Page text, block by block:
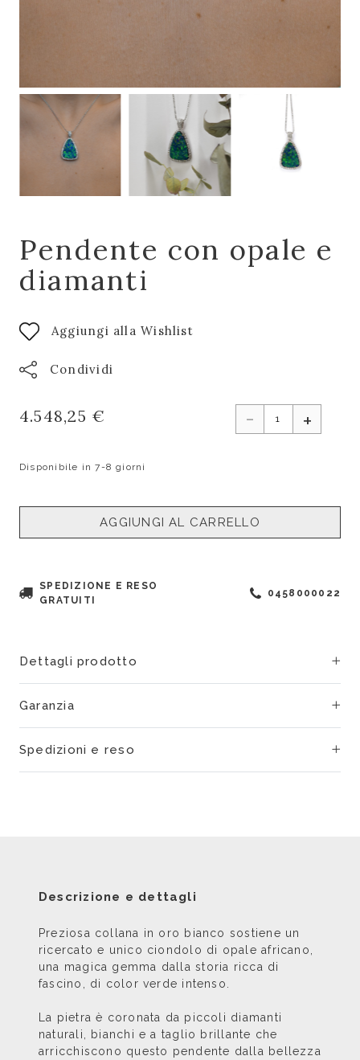
Pendente con opale e
diamanti
Aggiungi alla Wishlist
Condividi
4.548,25 € - +
Disponibile in 7-8 giorni
AGGIUNGI AL CARRELLO
SPEDIZIONE E RESO
GRATUITI
0458000022
Dettagli prodotto
Garanzia
Spedizioni e reso
Descrizione e dettagli
Preziosa collana in oro bianco sostiene un
ricercato e unico ciondolo di opale africano,
una magica gemma dalla storia ricca di
fascino, di color verde intenso.
La pietra è coronata da piccoli diamanti
naturali, bianchi e a taglio brillante che
arricchiscono questo pendente dalla bellezza